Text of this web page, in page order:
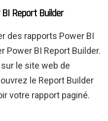
Report Builder
des rapports Power BI
Power BI Report Builder.
le site web de
le Report Builder
votre rapport paginé.